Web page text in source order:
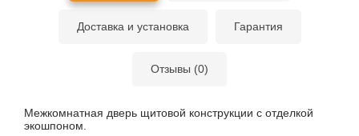
Доставка и установка Гарантия
Отзывы (0)
Межкомнатная дверь щитовой конструкции с отделкой
экошпоном.